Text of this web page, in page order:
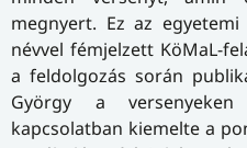
megnyert. Ez az
névvel fémjelzett KöMaL-
a feldolgozás során
György a versenyeken
kapcsolatban kiemelte a